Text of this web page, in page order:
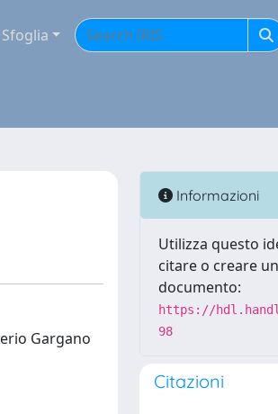
Sfoglia
Gargano
Informazioni
Utilizza questo
citare o creare
documento:
https://
98
Citazioni